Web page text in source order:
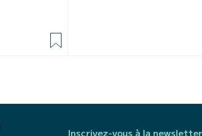
Inscrivez-vous à la